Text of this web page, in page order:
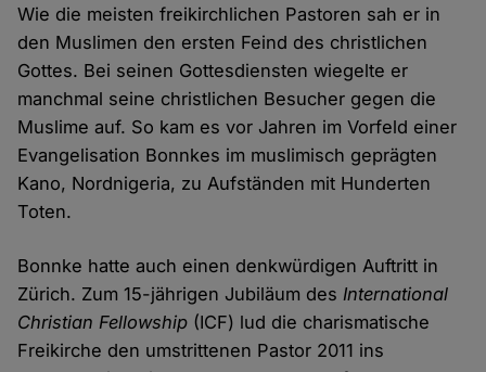
Wie die meisten freikirchlichen Pastoren sah er in
den Muslimen den ersten Feind des christlichen
Gottes. Bei seinen Gottesdiensten wiegelte er
manchmal seine christlichen Besucher gegen die
Muslime auf. So kam es vor Jahren im Vorfeld einer
Evangelisation Bonnkes im muslimisch geprägten
Kano, Nordnigeria, zu Aufständen mit Hunderten
Toten.
Bonnke hatte auch einen denkwürdigen Auftritt in
Zürich. Zum 15-jährigen Jubiläum desInternational
Christian Fellowship (ICF) lud die charismatische
Freikirche den umstrittenen Pastor 2011 ins